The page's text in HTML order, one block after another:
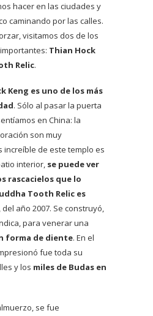
hacer en las ciudades y
caminando por las calles.
visitamos dos de los
Thian Hock
Relic.
Keng es uno de los más
. Sólo al pasar la puerta
en China: la
son muy
increíble de este templo es
interior, se puede ver
rascacielos que lo
Tooth Relic es
, del año 2007. Se construyó,
para venerar una
forma de diente. En el
fue toda su
y los miles de Budas en
se fue